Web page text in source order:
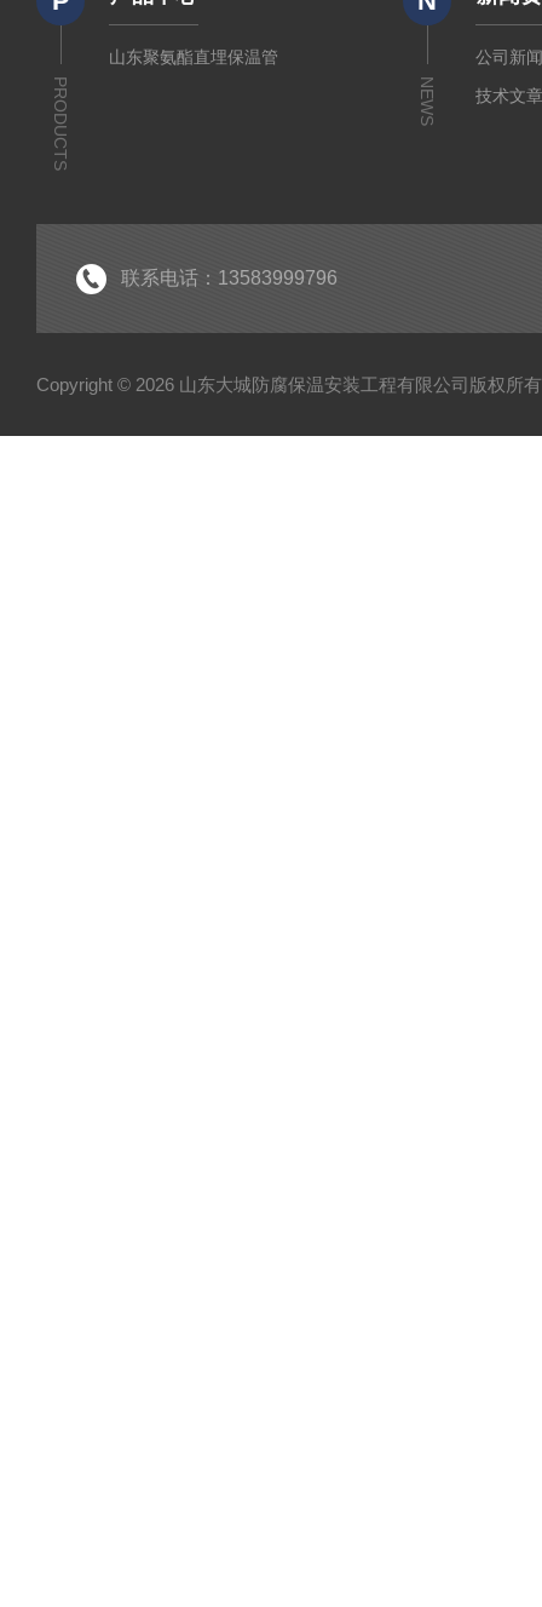
PRODUCTS
山东聚氨酯直埋保温管
NEWS
公司新
技术文
联系电话：13583999796
Copyright © 2026 山东大城防腐保温安装工程有限公司版权所